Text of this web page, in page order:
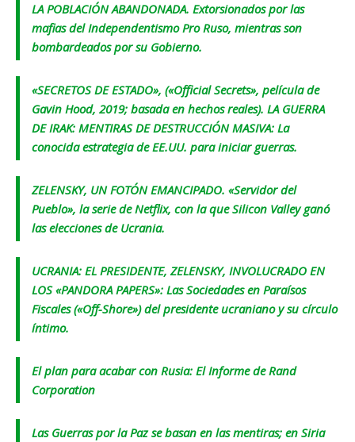
LA POBLACIÓN ABANDONADA. Extorsionados por las
mafias del Independentismo Pro Ruso, mientras son
bombardeados por su Gobierno.
«SECRETOS DE ESTADO», («Official Secrets», película de
Gavin Hood, 2019; basada en hechos reales). LA GUERRA
DE IRAK: MENTIRAS DE DESTRUCCIÓN MASIVA: La
conocida estrategia de EE.UU. para iniciar guerras.
ZELENSKY, UN FOTÓN EMANCIPADO. «Servidor del
Pueblo», la serie de Netflix, con la que Silicon Valley ganó
las elecciones de Ucrania.
UCRANIA: EL PRESIDENTE, ZELENSKY, INVOLUCRADO EN
LOS «PANDORA PAPERS»: Las Sociedades en Paraísos
Fiscales («Off-Shore») del presidente ucraniano y su círculo
íntimo.
El plan para acabar con Rusia: El Informe de Rand
Corporation
Las Guerras por la Paz se basan en las mentiras; en Siria